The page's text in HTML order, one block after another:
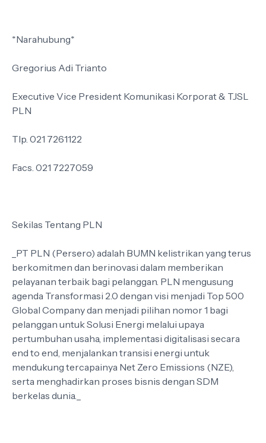
*Narahubung*
Gregorius Adi Trianto
Executive Vice President Komunikasi Korporat & TJSL
PLN
Tlp. 021 7261122
Facs. 021 7227059
Sekilas Tentang PLN
_PT PLN (Persero) adalah BUMN kelistrikan yang terus
berkomitmen dan berinovasi dalam memberikan
pelayanan terbaik bagi pelanggan. PLN mengusung
agenda Transformasi 2.0 dengan visi menjadi Top 500
Global Company dan menjadi pilihan nomor 1 bagi
pelanggan untuk Solusi Energi melalui upaya
pertumbuhan usaha, implementasi digitalisasi secara
end to end, menjalankan transisi energi untuk
mendukung tercapainya Net Zero Emissions (NZE),
serta menghadirkan proses bisnis dengan SDM
berkelas dunia._